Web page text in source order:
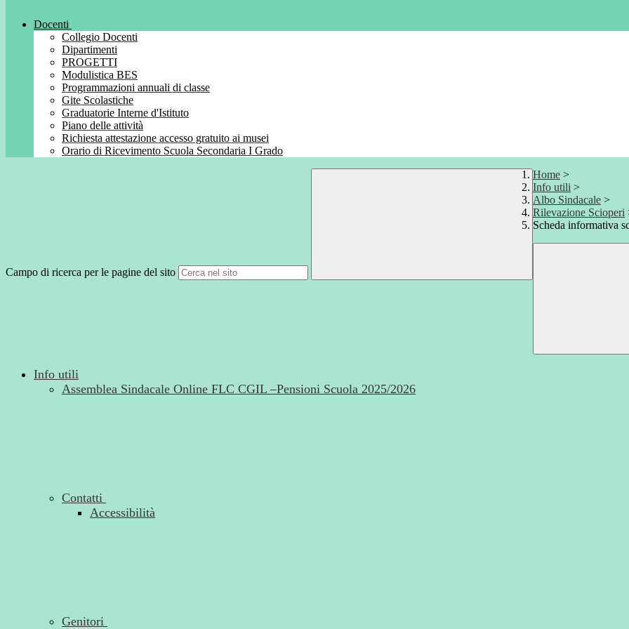
Docenti
Collegio Docenti
Dipartimenti
PROGETTI
Modulistica BES
Programmazioni annuali di classe
Gite Scolastiche
Graduatorie Interne d'Istituto
Piano delle attività
Richiesta attestazione accesso gratuito ai musei
Orario di Ricevimento Scuola Secondaria I Grado
Campo di ricerca per le pagine del sito
Home >
Info utili >
Albo Sindacale >
Rilevazione Scioperi
Scheda informativa
Info utili
Assemblea Sindacale Online FLC CGIL –Pensioni Scuola 2025/2026
Contatti
Accessibilità
Genitori